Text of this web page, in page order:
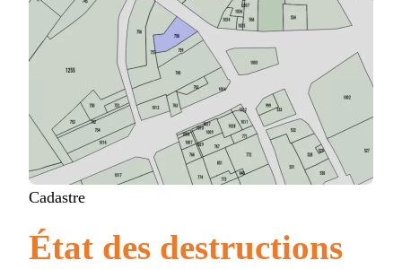
Cadastre
État des destructions